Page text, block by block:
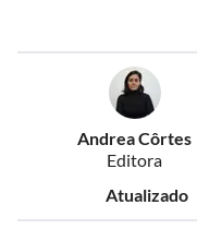
Andrea Côrtes
Editora
Atualizado